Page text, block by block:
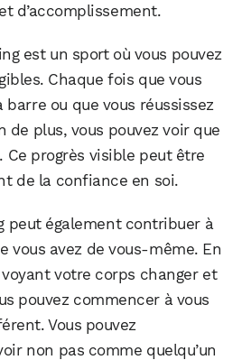
d’accomplissement.
est un sport où vous pouvez
Chaque fois que vous
ou que vous réussissez
de plus, vous pouvez voir que
Ce progrès visible peut être
de la confiance en soi.
peut également contribuer à
vous avez de vous-même. En
votre corps changer et
pouvez commencer à vous
Vous pouvez
non pas comme quelqu’un